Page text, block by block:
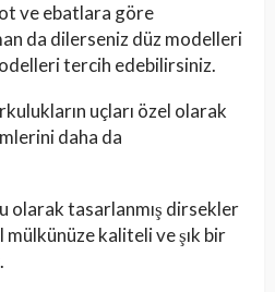
ve ebatlara göre
da dilerseniz düz modelleri
tercih edebilirsiniz.
uçları özel olarak
daha da
olarak tasarlanmış dirsekler
mülkünüze kaliteli ve şık bir